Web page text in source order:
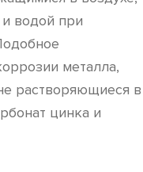
водой при
металла,
растворяющиеся в
цинка и